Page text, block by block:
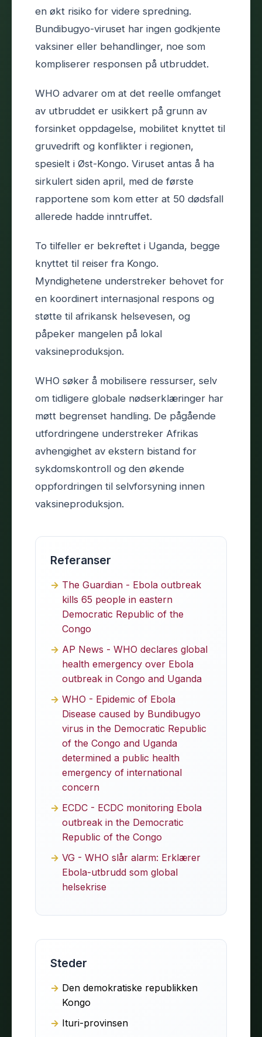
en økt risiko for videre spredning.
Bundibugyo-viruset har ingen godkjente
vaksiner eller behandlinger, noe som
kompliserer responsen på utbruddet.
WHO advarer om at det reelle omfanget
av utbruddet er usikkert på grunn av
forsinket oppdagelse, mobilitet knyttet til
gruvedrift og konflikter i regionen,
spesielt i Øst-Kongo. Viruset antas å ha
sirkulert siden april, med de første
rapportene som kom etter at 50 dødsfall
allerede hadde inntruffet.
To tilfeller er bekreftet i Uganda, begge
knyttet til reiser fra Kongo.
Myndighetene understreker behovet for
en koordinert internasjonal respons og
støtte til afrikansk helsevesen, og
påpeker mangelen på lokal
vaksineproduksjon.
WHO søker å mobilisere ressurser, selv
om tidligere globale nødserklæringer har
møtt begrenset handling. De pågående
utfordringene understreker Afrikas
avhengighet av ekstern bistand for
sykdomskontroll og den økende
oppfordringen til selvforsyning innen
vaksineproduksjon.
Referanser
The Guardian - Ebola outbreak
kills 65 people in eastern
Democratic Republic of the
Congo
AP News - WHO declares global
health emergency over Ebola
outbreak in Congo and Uganda
WHO - Epidemic of Ebola
Disease caused by Bundibugyo
virus in the Democratic Republic
of the Congo and Uganda
determined a public health
emergency of international
concern
ECDC - ECDC monitoring Ebola
outbreak in the Democratic
Republic of the Congo
VG - WHO slår alarm: Erklærer
Ebola-utbrudd som global
helsekrise
Steder
Den demokratiske republikken
Kongo
Ituri-provinsen